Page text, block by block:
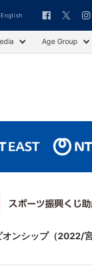
English
Age Group
ンシップ（2022/宮